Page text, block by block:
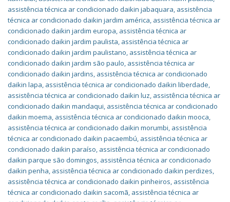
assistência técnica ar condicionado daikin jabaquara, assistência
técnica ar condicionado daikin jardim américa, assistência técnica ar
condicionado daikin jardim europa, assistência técnica ar
condicionado daikin jardim paulista, assistência técnica ar
condicionado daikin jardim paulistano, assistência técnica ar
condicionado daikin jardim são paulo, assistência técnica ar
condicionado daikin jardins, assistência técnica ar condicionado
daikin lapa, assistência técnica ar condicionado daikin liberdade,
assistência técnica ar condicionado daikin luz, assistência técnica ar
condicionado daikin mandaqui, assistência técnica ar condicionado
daikin moema, assistência técnica ar condicionado daikin mooca,
assistência técnica ar condicionado daikin morumbi, assistência
técnica ar condicionado daikin pacaembú, assistência técnica ar
condicionado daikin paraíso, assistência técnica ar condicionado
daikin parque são domingos, assistência técnica ar condicionado
daikin penha, assistência técnica ar condicionado daikin perdizes,
assistência técnica ar condicionado daikin pinheiros, assistência
técnica ar condicionado daikin sacomã, assistência técnica ar